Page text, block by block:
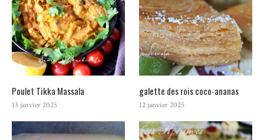
Poulet Tikka Massala
13 janvier 2025
galette des rois coco-ananas
12 janvier 2025